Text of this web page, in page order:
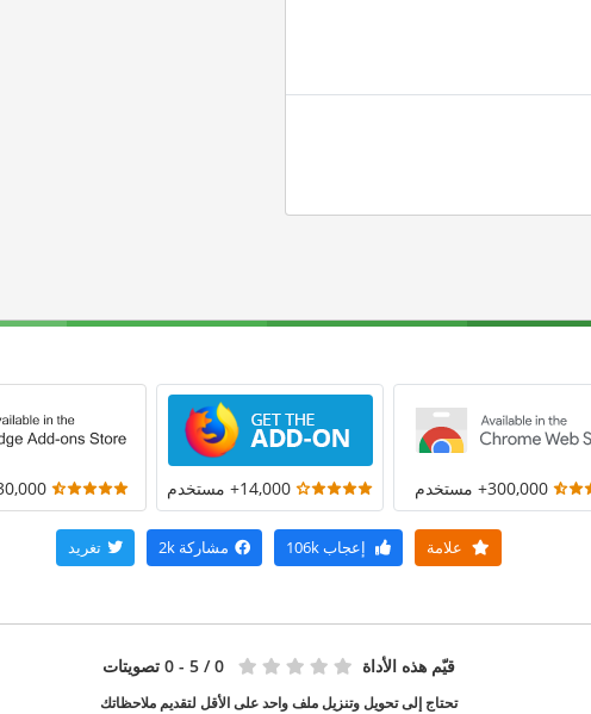
300,000+ مستخدم 14,000+ مستخدم 30,000+
علامة إعجاب مشاركة 2k تغريد
قيّم هذه الأداة 0 / 5 - 0 تصويتات
تحتاج إلى تحويل وتنزيل ملف واحد على الأقل لتقديم ملاحظاتك